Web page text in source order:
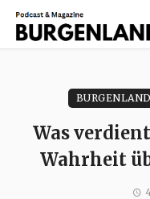
Was
Wahrheit